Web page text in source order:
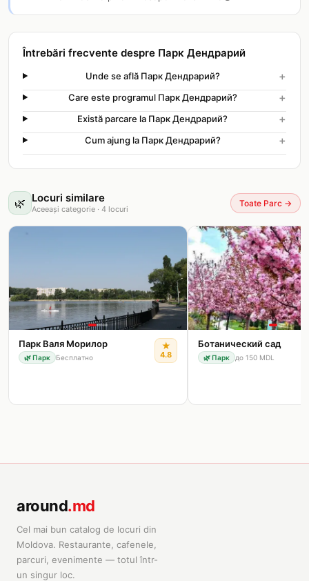
Întrebări frecvente despre Парк Дендрарий
Unde se află Парк Дендрарий? +
Care este programul Парк Дендрарий? +
Există parcare la Парк Дендрарий? +
Cum ajung la Парк Дендрарий? +
🌿 Locuri similare
Aceeași categorie · 4 locuri
Toate Parc →
Парк Валя Морилор
🌿Парк Бесплатно
★
4.8
Ботанический сад
🌿Парк до 150 MDL
around.md
Cel mai bun catalog de locuri din
Moldova. Restaurante, cafenele,
parcuri, evenimente — totul într-
un singur loc.